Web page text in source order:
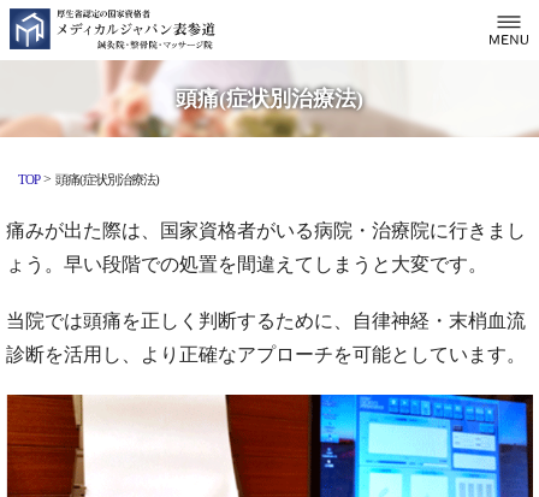
頭痛(症状別治療法)
TOP> 頭痛(症状別治療法)
痛みが出た際は、国家資格者がいる病院・治療院に行きまし
ょう。早い段階での処置を間違えてしまうと大変です。
当院では頭痛を正しく判断するために、自律神経・末梢血流
診断を活用し、より正確なアプローチを可能としています。